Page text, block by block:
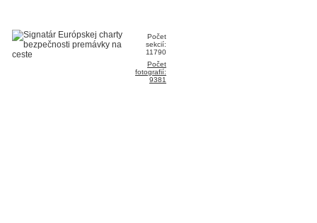
Počet
sekcií:
11790
Počet
fotografií:
9381